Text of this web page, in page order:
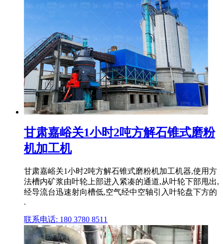
甘肃嘉峪关1小时2吨方解石锥式磨粉
机加工机
甘肃嘉峪关1小时2吨方解石锥式磨粉机加工机器,使用方
法槽内矿浆由叶轮上部进入紧凑的通道,从叶轮下部甩出,
经导流台迅速射向槽低,空气经中空轴引入叶轮盘下方的
.
联系电话: 180 3780 8511